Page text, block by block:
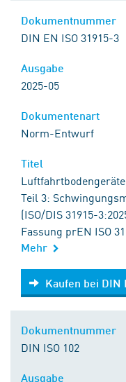
DIN EN ISO 31915-3
2025-05
Norm-Entwurf
Teil 3:
(ISO/DIS 31915-
Fassung prEN ISO
Mehr
Kaufen bei DIN Media
Kaufen bei DIN
DIN ISO 102